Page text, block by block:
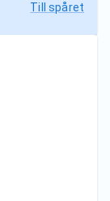
Till spåret